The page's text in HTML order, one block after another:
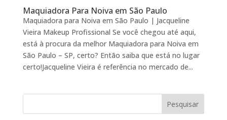
Maquiadora Para Noiva em São Paulo
Maquiadora para Noiva em São Paulo | Jacqueline
Vieira Makeup Profissional Se você chegou até aqui,
está à procura da melhor Maquiadora para Noiva em
São Paulo – SP, certo? Então saiba que está no lugar
certo!Jacqueline Vieira é referência no mercado de...
Pesquisar